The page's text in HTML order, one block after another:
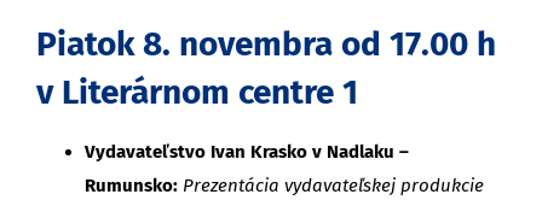
Piatok 8. novembra od 17.00 h
v Literárnom centre 1
Vydavateľstvo Ivan Krasko v Nadlaku –
Rumunsko: Prezentácia vydavateľskej produkcie